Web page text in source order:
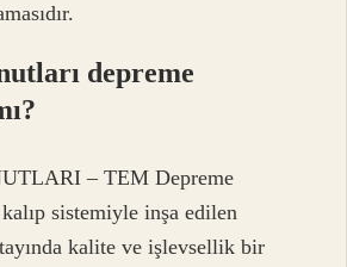
depreme
– TEM Depreme
sistemiyle inşa edilen
kalite ve işlevsellik bir